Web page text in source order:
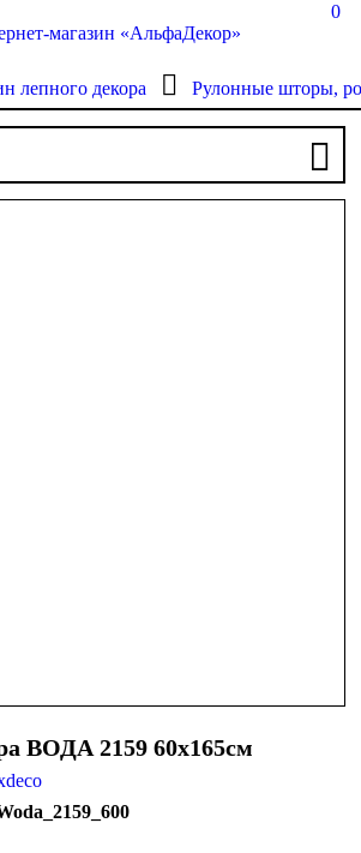
0
лепного декора Рулонные шторы,
ВОДА 2159 60х165см